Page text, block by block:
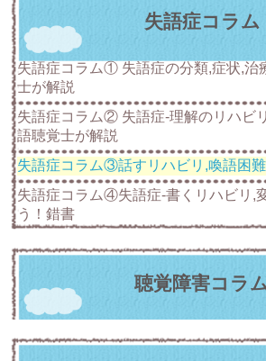
失語症コラム
失語症コラム① 失語症の分類,症状,治
士が解説
失語症コラム② 失語症-理解のリハビ
語聴覚士が解説
失語症コラム③話すリハビリ,喚語困
失語症コラム④失語症-書くリハビリ,
う！錯書
聴覚障害コラ